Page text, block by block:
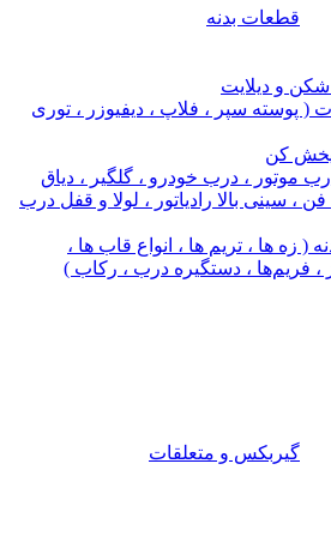
قطعات بدنه
و دیلایت
( پوسته سپر ، فلاپ ، دیفیوزر ، توری
پخش‌ کن
موتور ، درب خودرو ، گلگیر ، دیاق
، سینی بالا رادیاتور ، لولا و قفل درب
( زه ها ، تریم ها ، انواع قاب ها ،
، فریم‌ها ، دستگیره درب ، رکاب )
گیربکس و متعلقات